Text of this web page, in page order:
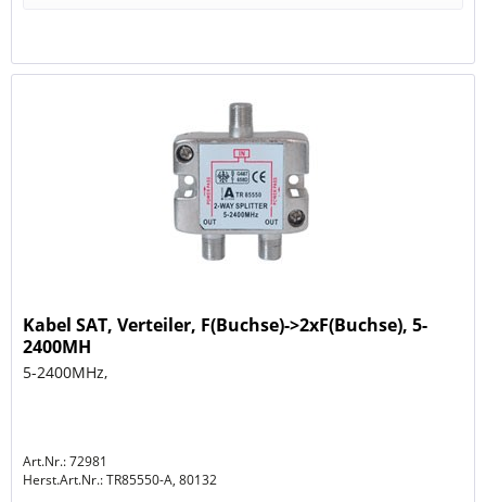
Kabel SAT, Verteiler, F(Buchse)->2xF(Buchse), 5-
2400MH
5-2400MHz,
Art.Nr.: 72981
Herst.Art.Nr.:TR85550-A, 80132